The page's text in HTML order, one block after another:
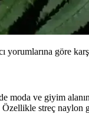
göre
moda ve giyim
Özellikle streç